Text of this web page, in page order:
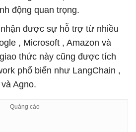
động quan trọng.
được sự hỗ trợ từ nhiều
, Microsoft , Amazon và
thức này cũng được tích
phổ biến như LangChain ,
Agno.